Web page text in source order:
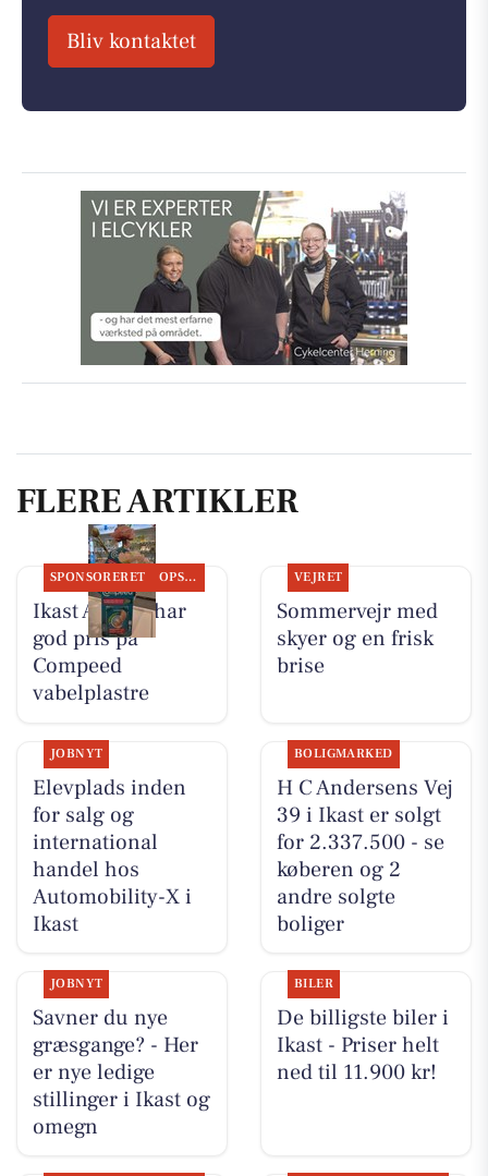
Bliv kontaktet
FLERE ARTIKLER
SPONSORERET OPSLAGSTAVLEN
Ikast Apotek har
god pris på
Compeed
vabelplastre
VEJRET
Sommervejr med
skyer og en frisk
brise
JOBNYT
Elevplads inden
for salg og
international
handel hos
Automobility-X i
Ikast
BOLIGMARKED
H C Andersens Vej
39 i Ikast er solgt
for 2.337.500 - se
køberen og 2
andre solgte
boliger
JOBNYT
Savner du nye
græsgange? - Her
er nye ledige
stillinger i Ikast og
omegn
BILER
De billigste biler i
Ikast - Priser helt
ned til 11.900 kr!